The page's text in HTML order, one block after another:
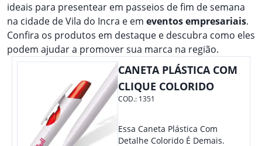
ideais para presentear em passeios de fim de semana
na cidade de Vila do Incra e em eventos empresariais.
Confira os produtos em destaque e descubra como eles
podem ajudar a promover sua marca na região.
CANETA PLÁSTICA COM
CLIQUE COLORIDO
COD.: 1351
Essa Caneta Plástica Com
Detalhe Colorido É Demais.